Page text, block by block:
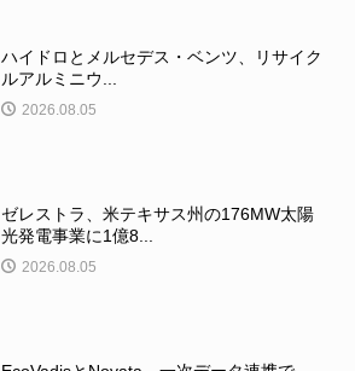
ハイドロとメルセデス・ベンツ、リサイク
ルアルミニウ...
2026.08.05
ゼレストラ、米テキサス州の176MW太陽
光発電事業に1億8...
2026.08.05